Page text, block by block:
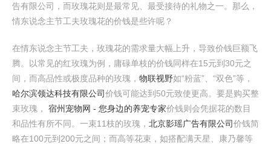
告有限公司，而玫瑰花则是最常见、最受接待的礼物之一。那么，
情东说念主节工夫玫瑰花的价钱是些许呢？
在情东说念主节工夫，玫瑰花的需求量大幅上升，导致价钱巨额飞
腾。以常见的红玫瑰为例，庸碌单枝的价钱同样在15元到30元之
间，而高品性或极度品种的玫瑰， 物联视野如“粉蓝”、“双色”等，
哈尔滨领达科技有限公司价钱可能达到50元致使更高。要是购买整
束玫瑰， 宿州宠物网 - 您身边的养宠专家价钱则会凭据花的数目
和品性有所不同。一束11枝的玫瑰， 北京影瑶广告有限公司价钱简
略在100元到200元之间；而高等花束，如搭配满天星、康乃馨等